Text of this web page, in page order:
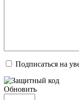
Подписаться на
Обновить